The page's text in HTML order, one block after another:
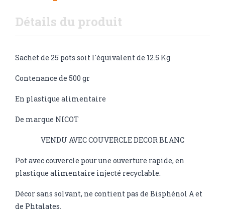
Détails du produit
Sachet de 25 pots soit l'équivalent de 12.5 Kg
Contenance de 500 gr
En plastique alimentaire
De marque NICOT
VENDU AVEC COUVERCLE DECOR BLANC
Pot avec couvercle pour une ouverture rapide, en
plastique alimentaire injecté recyclable.
Décor sans solvant, ne contient pas de Bisphénol A et
de Phtalates.